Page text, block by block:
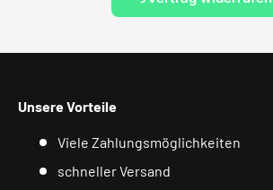
Unsere Vorteile
Viele Zahlungsmöglichkeiten
schneller Versand